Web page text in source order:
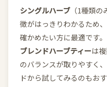
シングルハーブ （1種類
徴がはっきりわかるため
確かめたい方に最適です。
ブレンドハーブティーは
のバランスが取りやすく
ドから試してみるのもおす